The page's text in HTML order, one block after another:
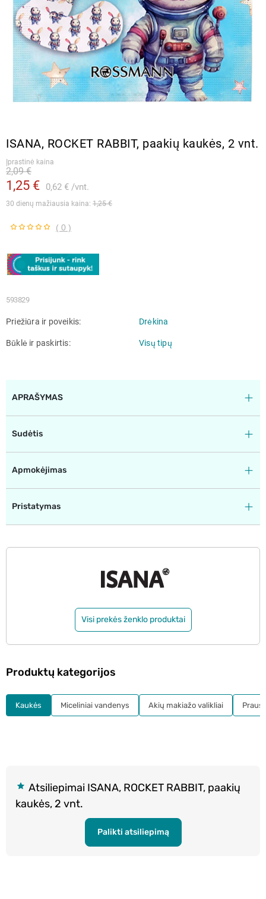
ISANA, ROCKET RABBIT, paakių kaukės, 2 vnt.
Įprastinė kaina
1,25 € 0,62 € vnt.
2,09 €
30 dienų mažiausia kaina: 1,25 €
( 0 )
593829
Priežiūra ir poveikis Drėkina
Būklė ir paskirtis Visų tipų
APRAŠYMAS
Sudėtis
Apmokėjimas
Pristatymas
Visi prekės ženklo produktai
Atsiliepimai ISANA, ROCKET RABBIT, paakių
kaukės, 2 vnt.
Palikti atsiliepimą
Produktų kategorijos
Kaukės Miceliniai vandenys Akių makiažo valikliai